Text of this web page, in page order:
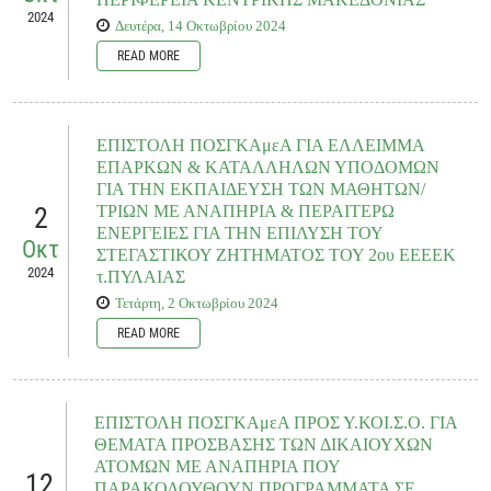
2024
Δευτέρα, 14 Οκτωβρίου 2024
READ MORE
Δυστυχώς, έναν και πλέον μήνα από την έναρξη της φετινής σχολικής χρονιάς,
μάλλον ως «υπόσχεση χωρίς αντίκρισμα» παρά ως «συνθήκη» βιώνεται το
μείζον αυτό ζητούμενο για αξιοσημείωτη μερίδα μαθητών/τριών με αναπηρία
που φοιτούν σε σχολικές μονάδες της Περιφέρειας αρμοδιότητάς σας. Τούτο, αν
συνεκτιμηθούν οι συνεχείς διαμαρτυρίες που φθάνουν στην Ομοσπονδία μας
από γονείς και συλλόγους γονέων και κηδεμόνων τους για τον μέχρι σήμερα
βαθμό διασφάλισης της μεταφοράς των παιδιών του&sigma
2
Οκτ
2024
ΕΠΙΣΤΟΛΗ ΠΟΣΓΚΑμεΑ ΓΙΑ ΕΛΛΕΙΜΜΑ
ΕΠΑΡΚΩΝ & ΚΑΤΑΛΛΗΛΩΝ ΥΠΟΔΟΜΩΝ
ΓΙΑ ΤΗΝ ΕΚΠΑΙΔΕΥΣΗ ΤΩΝ ΜΑΘΗΤΩΝ/
ΤΡΙΩΝ ΜΕ ΑΝΑΠΗΡΙΑ & ΠΕΡΑΙΤΕΡΩ
ΕΝΕΡΓΕΙΕΣ ΓΙΑ ΤΗΝ ΕΠΙΛΥΣΗ ΤΟΥ
ΣΤΕΓΑΣΤΙΚΟΥ ΖΗΤΗΜΑΤΟΣ ΤΟΥ 2ου ΕΕΕΕΚ
τ.ΠΥΛΑΙΑΣ
Τετάρτη, 2 Οκτωβρίου 2024
READ MORE
Δυστυχώς, όμως, μόνο ως «σύνθημα» μπορεί να εκληφθεί από τους/τις μαθητές/
τριες με αναπηρία του 2
οικογένειές τους, όταν παρά την επίμονη και επανειλημμένη ανάδειξη του
στεγαστικού προβλήματος (τόσο για τη σχολική αυτή μονάδα, όσο και για το
ειδικό δημοτικό και νηπιαγωγείο για παιδιά με αυτισμό στον ίδιο δήμο), όταν
παράτην ανησυχία που αφειδώς έχει μεταφερθεί στις αρμόδιες πλευρές για τους
12
ΕΠΙΣΤΟΛΗ ΠΟΣΓΚΑμεΑ ΠΡΟΣ Υ.ΚΟΙ.Σ.Ο. ΓΙΑ
ΘΕΜΑΤΑ ΠΡΟΣΒΑΣΗΣ ΤΩΝ ΔΙΚΑΙΟΥΧΩΝ
ΑΤΟΜΩΝ ΜΕ ΑΝΑΠΗΡΙΑ ΠΟΥ